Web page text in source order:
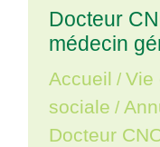
Docteur
médecin
Accueil / Vie
sociale /
Docteur